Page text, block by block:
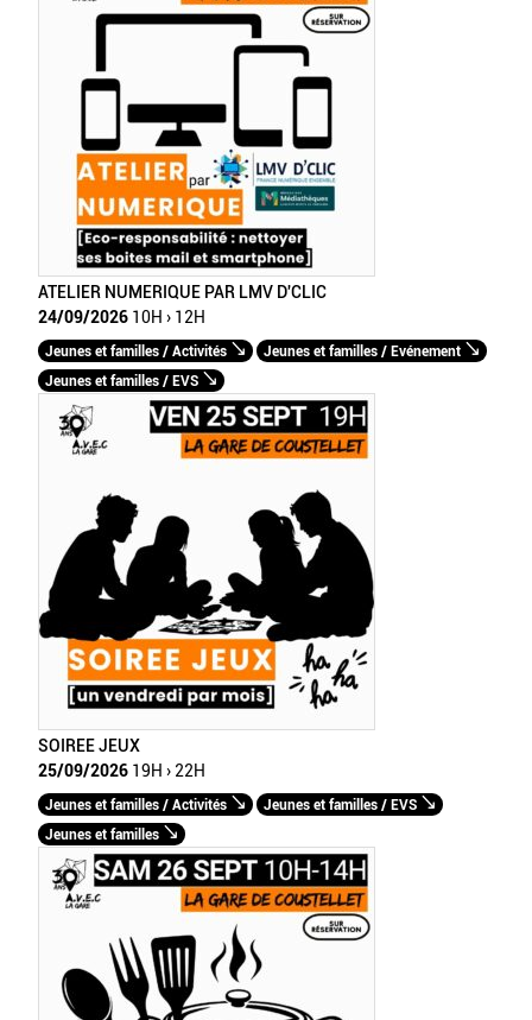
ATELIER NUMERIQUE PAR LMV D'CLIC
24/09/2026 10H › 12H
Jeunes et familles / Activités
Jeunes et familles / Evénement
Jeunes et familles / EVS
SOIREE JEUX
25/09/2026 19H › 22H
Jeunes et familles / Activités
Jeunes et familles / EVS
Jeunes et familles